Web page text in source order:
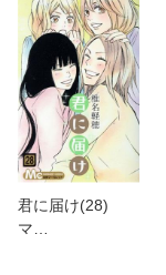
君に届け(28)
マ…